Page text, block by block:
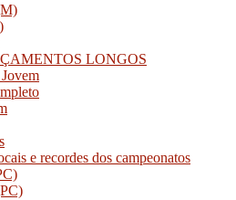
LONGOS
e recordes dos campeonatos